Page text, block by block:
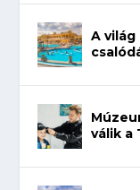
A
válik a